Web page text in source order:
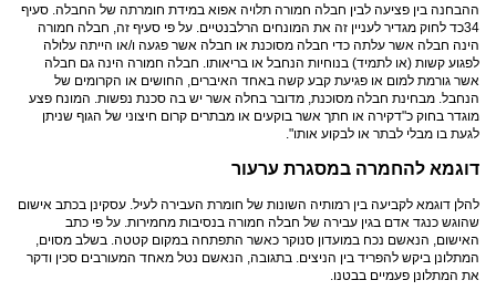
ההבחנה בין פציעה לבין חבלה חמורה תלויה אפוא במידת חומרתה של החבלה. סעיף
34כד לחוק מגדיר לעניין זה את המונחים הרלבנטיים. על פי סעיף זה, חבלה חמורה
הינה חבלה אשר עלתה כדי חבלה מסוכנת או חבלה אשר פגעה ו/או הייתה עלולה
לפגוע קשות (או לתמיד) בנוחיות הנחבל או בריאותו. חבלה חמורה הינה גם חבלה
אשר גורמת למום או פגיעת קבע קשה באחד האיברים, החושים או הקרומים של
הנחבל. מבחינת חבלה מסוכנת, מדובר בחלה אשר יש בה סכנת נפשות. המונח פצע
מוגדר בחוק כ"דקירה או חתך אשר בוקעים או מבתרים קרום חיצוני של הגוף שניתן
לגעת בו מבלי לבתר או לבקוע אותו".
דוגמא להחמרה במסגרת ערעור
להלן דוגמא לקביעה בין רמותיה השונות של חומרת העבירה לעיל. עסקינן בכתב אישום
שהוגש כנגד אדם בגין עבירה של חבלה חמורה בנסיבות מחמירות. על פי כתב
האישום, הנאשם נכח במועדון סנוקר כאשר התפתחה במקום קטטה. בשלב מסוים,
המתלונן ביקש להפריד בין הניצים. בתגובה, הנאשם נטל מאחד המעורבים סכין ודקר
את המתלונן פעמיים בבטנו.